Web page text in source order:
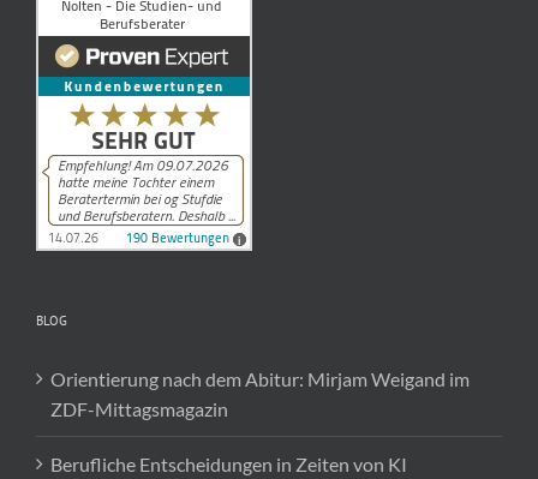
BLOG
Orientierung nach dem Abitur: Mirjam Weigand im
ZDF-Mittagsmagazin
Berufliche Entscheidungen in Zeiten von KI